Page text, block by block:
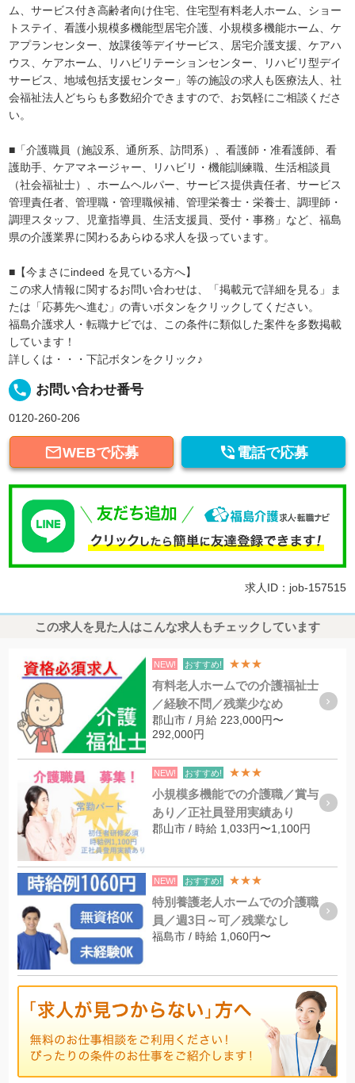
ム、サービス付き高齢者向け住宅、住宅型有料老人ホーム、ショー
トステイ、看護小規模多機能型居宅介護、小規模多機能ホーム、ケ
アプランセンター、放課後等デイサービス、居宅介護支援、ケアハ
ウス、ケアホーム、リハビリテーションセンター、リハビリ型デイ
サービス、地域包括支援センター」等の施設の求人も医療法人、社
会福祉法人どちらも多数紹介できますので、お気軽にご相談くださ
い。
■「介護職員（施設系、通所系、訪問系）、看護師・准看護師、看
護助手、ケアマネージャー、リハビリ・機能訓練職、生活相談員
（社会福祉士）、ホームヘルパー、サービス提供責任者、サービス
管理責任者、管理職・管理職候補、管理栄養士・栄養士、調理師・
調理スタッフ、児童指導員、生活支援員、受付・事務」など、福島
県の介護業界に関わるあらゆる求人を扱っています。
■【今まさにindeed を見ている方へ】
この求人情報に関するお問い合わせは、「掲載元で詳細を見る」ま
たは「応募先へ進む」の青いボタンをクリックしてください。
福島介護求人・転職ナビでは、この条件に類似した案件を多数掲載
しています！
詳しくは・・・下記ボタンをクリック♪
local_phone お問い合わせ番号
0120-260-206
WEBで応募  電話で応募
求人ID：job-157515
この求人を見た人はこんな求人もチェックしています
NEW! おすすめ! ★★★
有料老人ホームでの介護福祉士
／経験不問／残業少なめ
郡山市 / 月給 223,000円〜
292,000円
NEW! おすすめ! ★★★
小規模多機能での介護職／賞与
あり／正社員登用実績あり
郡山市 / 時給 1,033円〜1,100円
NEW! おすすめ! ★★★
特別養護老人ホームでの介護職
員／週3日～可／残業なし
福島市 / 時給 1,060円〜